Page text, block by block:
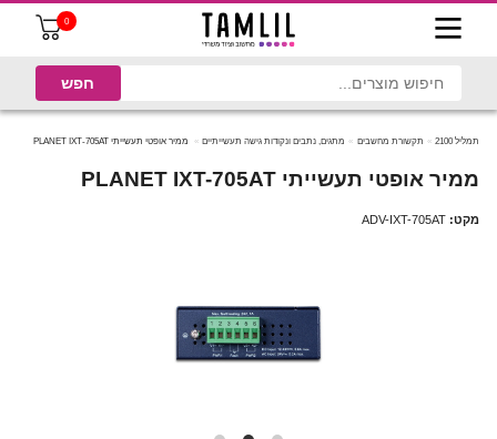
0
תמליל 2100 תקשורת מחשבים מתגים, נתבים ונקודות גישה תעשייתיים ממיר אופטי תעשייתי PLANET IXT-705AT
ממיר אופטי תעשייתי PLANET IXT-705AT
מקט: ADV-IXT-705AT